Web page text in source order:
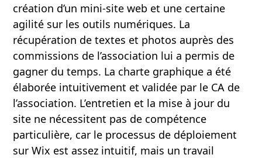
création d’un mini-site web et une certaine
agilité sur les outils numériques. La
récupération de textes et photos auprès des
commissions de l’association lui a permis de
gagner du temps. La charte graphique a été
élaborée intuitivement et validée par le CA de
l’association. L’entretien et la mise à jour du
site ne nécessitent pas de compétence
particulière, car le processus de déploiement
sur Wix est assez intuitif, mais un travail